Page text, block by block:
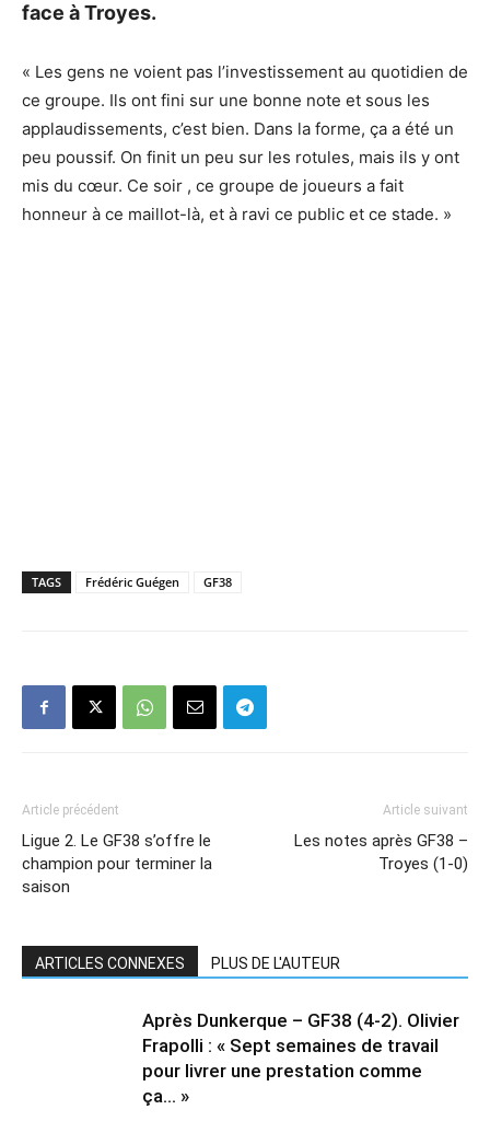
face à Troyes.
« Les gens ne voient pas l’investissement au quotidien de
ce groupe. Ils ont fini sur une bonne note et sous les
applaudissements, c’est bien. Dans la forme, ça a été un
peu poussif. On finit un peu sur les rotules, mais ils y ont
mis du cœur. Ce soir , ce groupe de joueurs a fait
honneur à ce maillot-là, et à ravi ce public et ce stade. »
TAGS Frédéric Guégen GF38
Article précédent
Ligue 2. Le GF38 s’offre le
champion pour terminer la
saison
Article suivant
Les notes après GF38 –
Troyes (1-0)
ARTICLES CONNEXES PLUS DE L'AUTEUR
Après Dunkerque – GF38 (4-2). Olivier
Frapolli : « Sept semaines de travail
pour livrer une prestation comme
ça… »